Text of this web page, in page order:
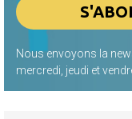
Nous envoyons la
mercredi, jeudi et